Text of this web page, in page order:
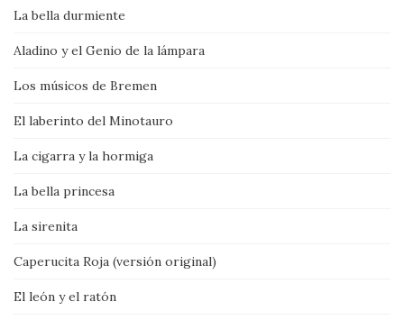
La bella durmiente
Aladino y el Genio de la lámpara
Los músicos de Bremen
El laberinto del Minotauro
La cigarra y la hormiga
La bella princesa
La sirenita
Caperucita Roja (versión original)
El león y el ratón